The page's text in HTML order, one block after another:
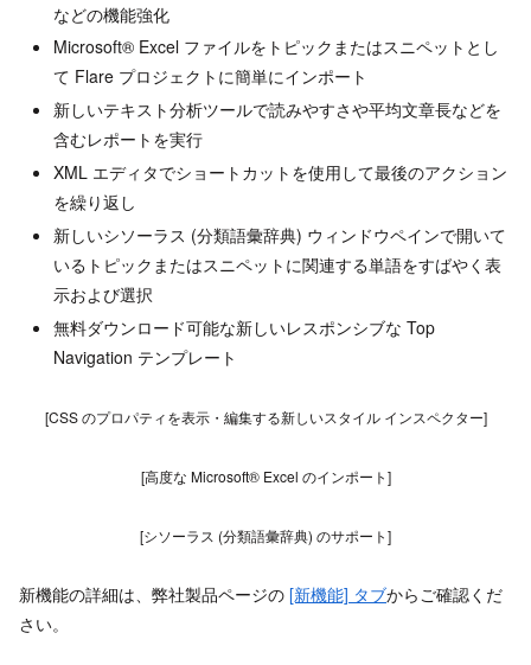
などの機能強化
Microsoft® Excel ファイルをトピックまたはスニペットとし
て Flare プロジェクトに簡単にインポート
新しいテキスト分析ツールで読みやすさや平均文章長などを
含むレポートを実行
XML エディタでショートカットを使用して最後のアクション
を繰り返し
新しいシソーラス (分類語彙辞典) ウィンドウペインで開いて
いるトピックまたはスニペットに関連する単語をすばやく表
示および選択
無料ダウンロード可能な新しいレスポンシブな Top
Navigation テンプレート
[CSS のプロパティを表示・編集する新しいスタイル インスペクター]
[高度な Microsoft® Excel のインポート]
[シソーラス (分類語彙辞典) のサポート]
新機能の詳細は、弊社製品ページの [新機能] タブからご確認くだ
さい。